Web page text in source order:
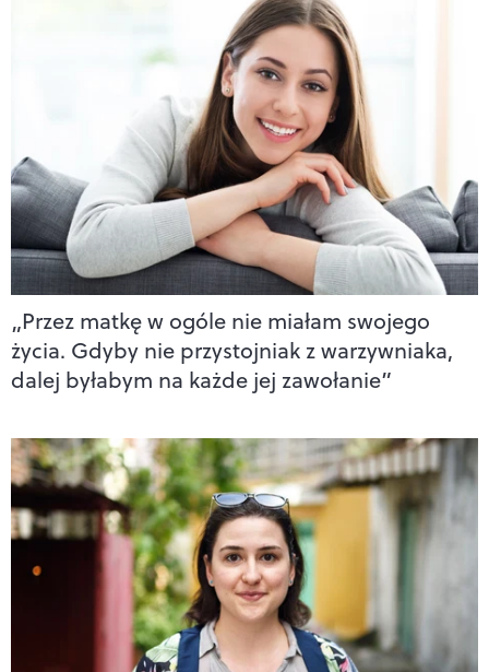
„Przez matkę w ogóle nie miałam swojego
życia. Gdyby nie przystojniak z warzywniaka,
dalej byłabym na każde jej zawołanie”